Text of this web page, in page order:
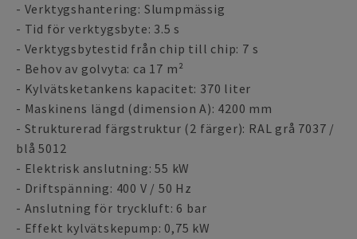
- Verktygshantering: Slumpmässig
- Tid för verktygsbyte: 3.5 s
- Verktygsbytestid från chip till chip: 7 s
- Behov av golvyta: ca 17 m²
- Kylvätsketankens kapacitet: 370 liter
- Maskinens längd (dimension A): 4200 mm
- Strukturerad färgstruktur (2 färger): RAL grå 7037 /
blå 5012
- Elektrisk anslutning: 55 kW
- Driftspänning: 400 V / 50 Hz
- Anslutning för tryckluft: 6 bar
- Effekt kylvätskepump: 0,75 kW